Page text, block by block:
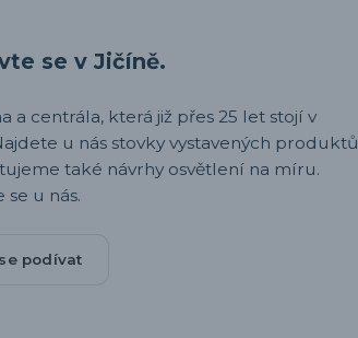
se v Jičíně.
a centrála, která již přes 25 let stojí v
u nás stovky vystavených produktů
také návrhy osvětlení na míru.
se u nás.
podívat